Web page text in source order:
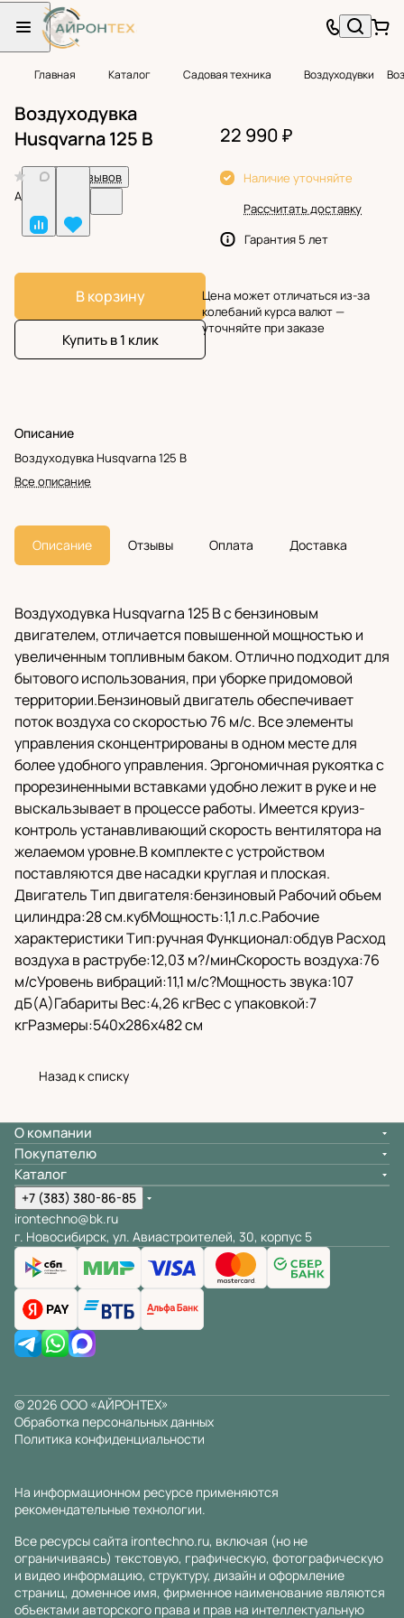
Главная Каталог Садовая техника Воздуходувки
Воздуходувка
Husqvarna 125 B
Нет отзывов
Арт.
В корзину
Купить в 1 клик
Описание
Воздуходувка Husqvarna 125 B
Все описание
22 990 ₽
Наличие уточняйте
Рассчитать доставку
Гарантия 5 лет
Цена может отличаться из-за
колебаний курса валют —
уточняйте при заказе
Описание Отзывы Оплата Доставка
Воздуходувка Husqvarna 125 B с бензиновым
двигателем, отличается повышенной мощностью и
увеличенным топливным баком. Отлично подходит для
бытового использования, при уборке придомовой
территории.Бензиновый двигатель обеспечивает
поток воздуха со скоростью 76 м/с. Все элементы
управления сконцентрированы в одном месте для
более удобного управления. Эргономичная рукоятка с
прорезиненными вставками удобно лежит в руке и не
выскальзывает в процессе работы. Имеется круиз-
контроль устанавливающий скорость вентилятора на
желаемом уровне.В комплекте с устройством
поставляются две насадки круглая и плоская.
Двигатель Тип двигателя:бензиновый Рабочий объем
цилиндра:28 см.кубМощность:1,1 л.с.Рабочие
характеристики Тип:ручная Функционал:обдув Расход
воздуха в раструбе:12,03 м?/минСкорость воздуха:76
м/сУровень вибраций:11,1 м/с?Мощность звука:107
дБ(А)Габариты Вес:4,26 кгВес с упаковкой:7
кгРазмеры:540x286x482 см
Назад к списку
О компании
Покупателю
Каталог
+7 (383) 380-86-85
irontechno@bk.ru
г. Новосибирск, ул. Авиастроителей, 30, корпус 5
© 2026 ООО «АЙРОНТЕХ»
Обработка персональных данных
Политика конфиденциальности
На информационном ресурсе применяются
рекомендательные технологии.
Все ресурсы сайта irontechno.ru, включая (но не
ограничиваясь) текстовую, графическую, фотографическую
и видео информацию, структуру, дизайн и оформление
страниц, доменное имя, фирменное наименование являются
объектами авторского права и прав на интеллектуальную